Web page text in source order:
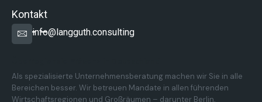
Kontakt
info@langguth.consulting
Als spezialisierte Unternehmensberatung machen wir Sie in alle
Bereichen besser. Wir betreuen Mandate in allen führenden
Wirtschaftsregionen und Großräumen – darunter Berlin,